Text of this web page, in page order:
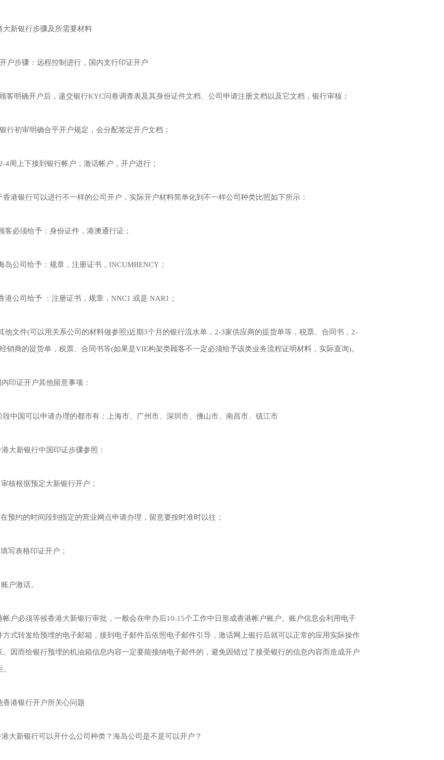
大新银行步骤及所需要材料
户步骤：远程控制进行，国内支行印证开户
客明确开户后，递交银行KYC问卷调查表及其身份证件文档、公司申请注册文档以及它文档，银行审核；
行初审明确合乎开户规定，会分配签定开户文档；
4周上下接到银行帐户，激话帐户，开户进行；
香港银行可以进行不一样的公司开户，实际开户材料简单化到不一样公司种类比照如下所示：
客必须给予：身份证件，港澳通行证；
岛公司给予：规章，注册证书，INCUMBENCY；
港公司给予 ：注册证书，规章，NNC1 或是 NAR1；
他文件(可以用关系公司的材料做参照)近期3个月的银行流水单，2-3家供应商的提货单等，税票、合同书，2-
销商的提货单，税票、合同书等(如果是VIE构架类顾客不一定必须给予该类业务流程证明材料，实际直询)。
内印证开户其他留意事项：
段中国可以申请办理的都市有：上海市、广州市、深圳市、佛山市、南昌市、镇江市
大新银行中国印证步骤参照：
核根据预定大新银行开户；
预约的时间段到指定的营业网点申请办理，留意要按时准时以往；
写表格印证开户；
户激话。
帐户必须等候香港大新银行审批，一般会在申办后10-15个工作中日形成香港帐户账户。账户信息会利用电子
方式转发给预埋的电子邮箱，接到电子邮件后依照电子邮件引导，激话网上银行后就可以正常的应用实际操作
。因而给银行预埋的机油箱信息内容一定要能接纳电子邮件的，避免因错过了接受银行的信息内容而造成开户
香港银行开户所关心问题
港大新银行可以开什么公司种类？海岛公司是不是可以开户？